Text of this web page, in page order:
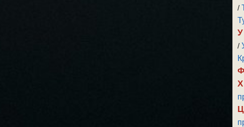
/
У
/
Ф
Х
Ц